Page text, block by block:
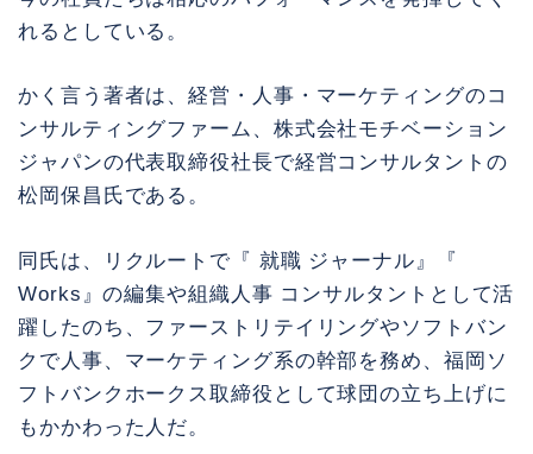
れるとしている。
かく言う著者は、経営・人事・マーケティングのコ
ンサルティングファーム、株式会社モチベーション
ジャパンの代表取締役社長で経営コンサルタントの
松岡保昌氏である。
同氏は、リクルートで『 就職 ジャーナル』『
Works』の編集や組織人事 コンサルタントとして活
躍したのち、ファーストリテイリングやソフトバン
クで人事、マーケティング系の幹部を務め、福岡ソ
フトバンクホークス取締役として球団の立ち上げに
もかかわった人だ。